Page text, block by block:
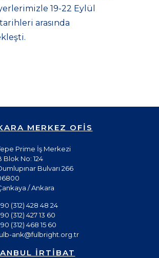
19-22 Eylül
arasında
MERKEZ OFİS
Prime İş Merkezi
Blok No: 124
Bulvarı 266
/ Ankara
(312) 428 48 24
(312) 427 13 60
(312) 468 15 60
ank@fulbright.org.tr
İRTİBAT